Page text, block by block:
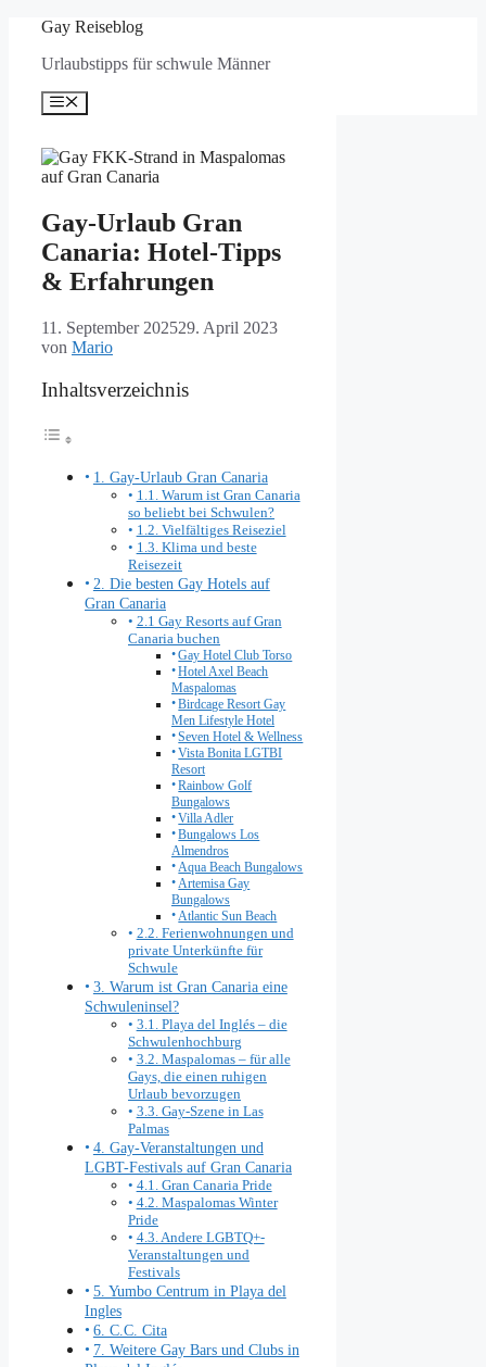
springen
Gay Reiseblog
Urlaubstipps für schwule Männer
Menü
Gay-Urlaub Gran
Canaria: Hotel-Tipps
& Erfahrungen
11. September 202529. April 2023
von Mario
Inhaltsverzeichnis
1. Gay-Urlaub Gran Canaria
1.1. Warum ist Gran Canaria
so beliebt bei Schwulen?
1.2. Vielfältiges Reiseziel
1.3. Klima und beste
Reisezeit
2. Die besten Gay Hotels auf
Gran Canaria
2.1 Gay Resorts auf Gran
Canaria buchen
Gay Hotel Club Torso
Hotel Axel Beach
Maspalomas
Birdcage Resort Gay
Men Lifestyle Hotel
Seven Hotel & Wellness
Vista Bonita LGTBI
Resort
Rainbow Golf
Bungalows
Villa Adler
Bungalows Los
Almendros
Aqua Beach Bungalows
Artemisa Gay
Bungalows
Atlantic Sun Beach
2.2. Ferienwohnungen und
private Unterkünfte für
Schwule
3. Warum ist Gran Canaria eine
Schwuleninsel?
3.1. Playa del Inglés – die
Schwulenhochburg
3.2. Maspalomas – für alle
Gays, die einen ruhigen
Urlaub bevorzugen
3.3. Gay-Szene in Las
Palmas
4. Gay-Veranstaltungen und
LGBT-Festivals auf Gran Canaria
4.1. Gran Canaria Pride
4.2. Maspalomas Winter
Pride
4.3. Andere LGBTQ+-
Veranstaltungen und
Festivals
5. Yumbo Centrum in Playa del
Ingles
6. C.C. Cita
7. Weitere Gay Bars und Clubs in